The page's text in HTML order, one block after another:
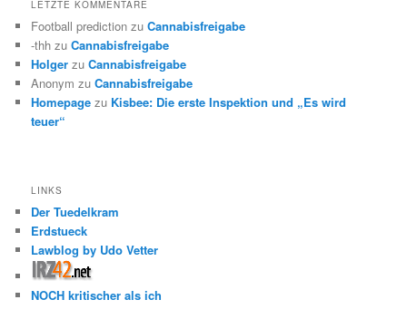
LETZTE KOMMENTARE
Football prediction zuCannabisfreigabe
-thh zuCannabisfreigabe
Holger zuCannabisfreigabe
Anonym zuCannabisfreigabe
Homepage zu Kisbee: Die erste Inspektion und „Es wird
teuer“
LINKS
Der Tuedelkram
Erdstueck
Lawblog by Udo Vetter
NOCH kritischer als ich